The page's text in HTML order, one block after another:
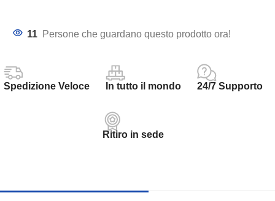
11 Persone che guardano questo prodotto ora!
Spedizione Veloce In tutto il mondo 24/7 Supporto
Ritiro in sede